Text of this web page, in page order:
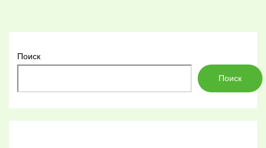
Поиск
Поиск